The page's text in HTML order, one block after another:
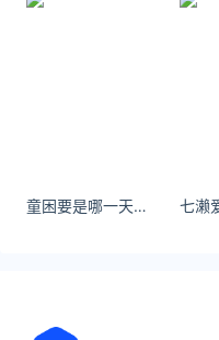
洪大帅有天注定的缘。
把项羽的故事和自己
准确，永远不跑调，戏
童困要是哪一天我坚持不住了那我们只能说分手。